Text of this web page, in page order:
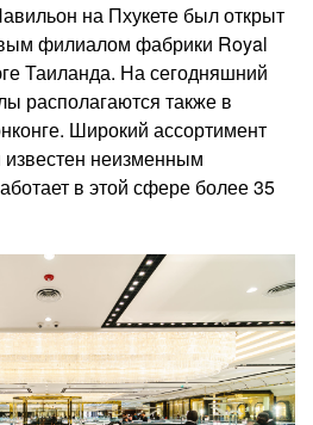
на Пхукете был открыт
филиалом фабрики Royal
Таиланда. На сегодняшний
располагаются также в
Широкий ассортимент
неизменным
в этой сфере более 35